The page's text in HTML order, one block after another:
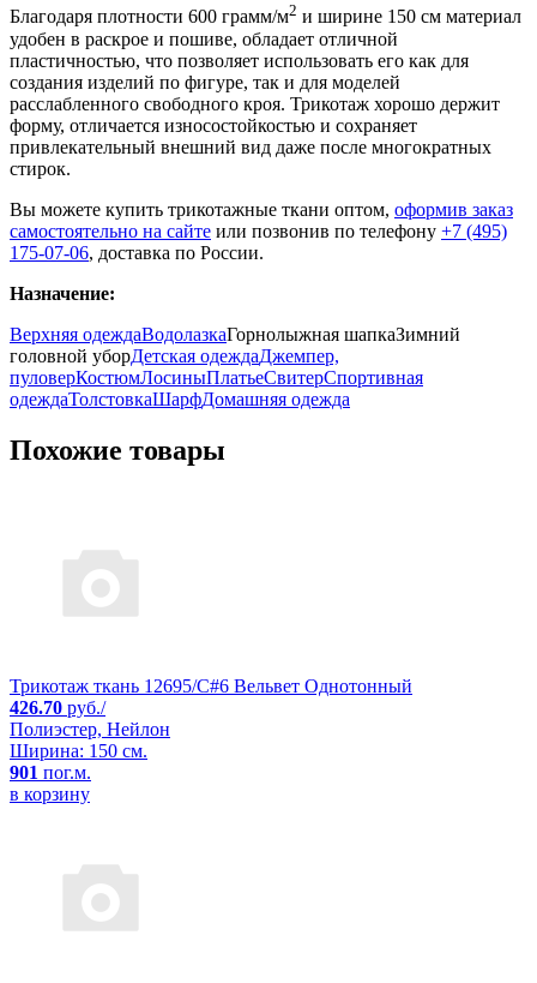
Благодаря плотности 600 грамм/м2 и ширине 150 см материал
удобен в раскрое и пошиве, обладает отличной
пластичностью, что позволяет использовать его как для
создания изделий по фигуре, так и для моделей
расслабленного свободного кроя. Трикотаж хорошо держит
форму, отличается износостойкостью и сохраняет
привлекательный внешний вид даже после многократных
стирок.
Вы можете купить трикотажные ткани оптом, оформив заказ
самостоятельно на сайте или позвонив по телефону +7 (495)
175-07-06, доставка по России.
Назначение:
Верхняя одеждаВодолазкаГорнолыжная шапкаЗимний
головной уборДетская одеждаДжемпер,
пуловерКостюмЛосиныПлатьеСвитерСпортивная
одеждаТолстовкаШарфДомашняя одежда
Похожие товары
Трикотаж ткань 12695/C#6 Вельвет Однотонный
426.70 руб./
Полиэстер, Нейлон
Ширина: 150 см.
901 пог.м.
в корзину